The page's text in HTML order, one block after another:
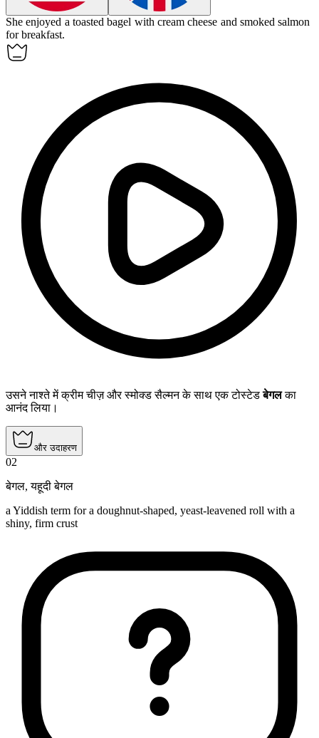
She enjoyed a toastedbagel with cream cheese and smoked salmon
for breakfast.
उसने नाश्ते में क्रीम चीज़ और स्मोक्ड सैल्मन के साथ एक टोस्टेडबेगलका
आनंद लिया।
और उदाहरण
02
बेगल,यहूदी बेगल
a Yiddish term for a doughnut-shaped, yeast-leavened roll with a
shiny, firm crust